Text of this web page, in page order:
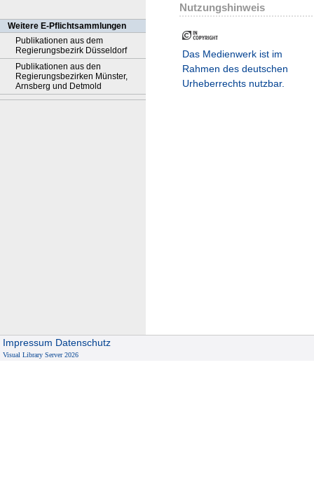
Weitere E-Pflichtsammlungen
Publikationen aus dem
Regierungsbezirk Düsseldorf
Publikationen aus den
Regierungsbezirken Münster,
Arnsberg und Detmold
Nutzungshinweis
Das Medienwerk ist im
Rahmen des deutschen
Urheberrechts nutzbar.
Impressum Datenschutz
Visual Library Server 2026